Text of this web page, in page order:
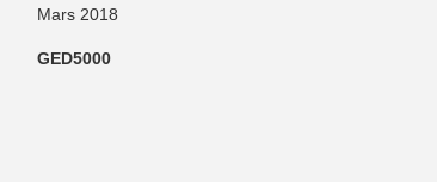
Mars 2018
GED5000